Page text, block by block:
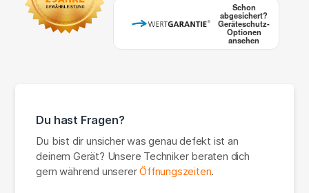
Schon
abgesichert?
Geräteschutz-
Optionen
ansehen
Du hast Fragen?
Du bist dir unsicher was genau defekt ist an
deinem Gerät? Unsere Techniker beraten dich
gern während unsererÖffnungszeiten.